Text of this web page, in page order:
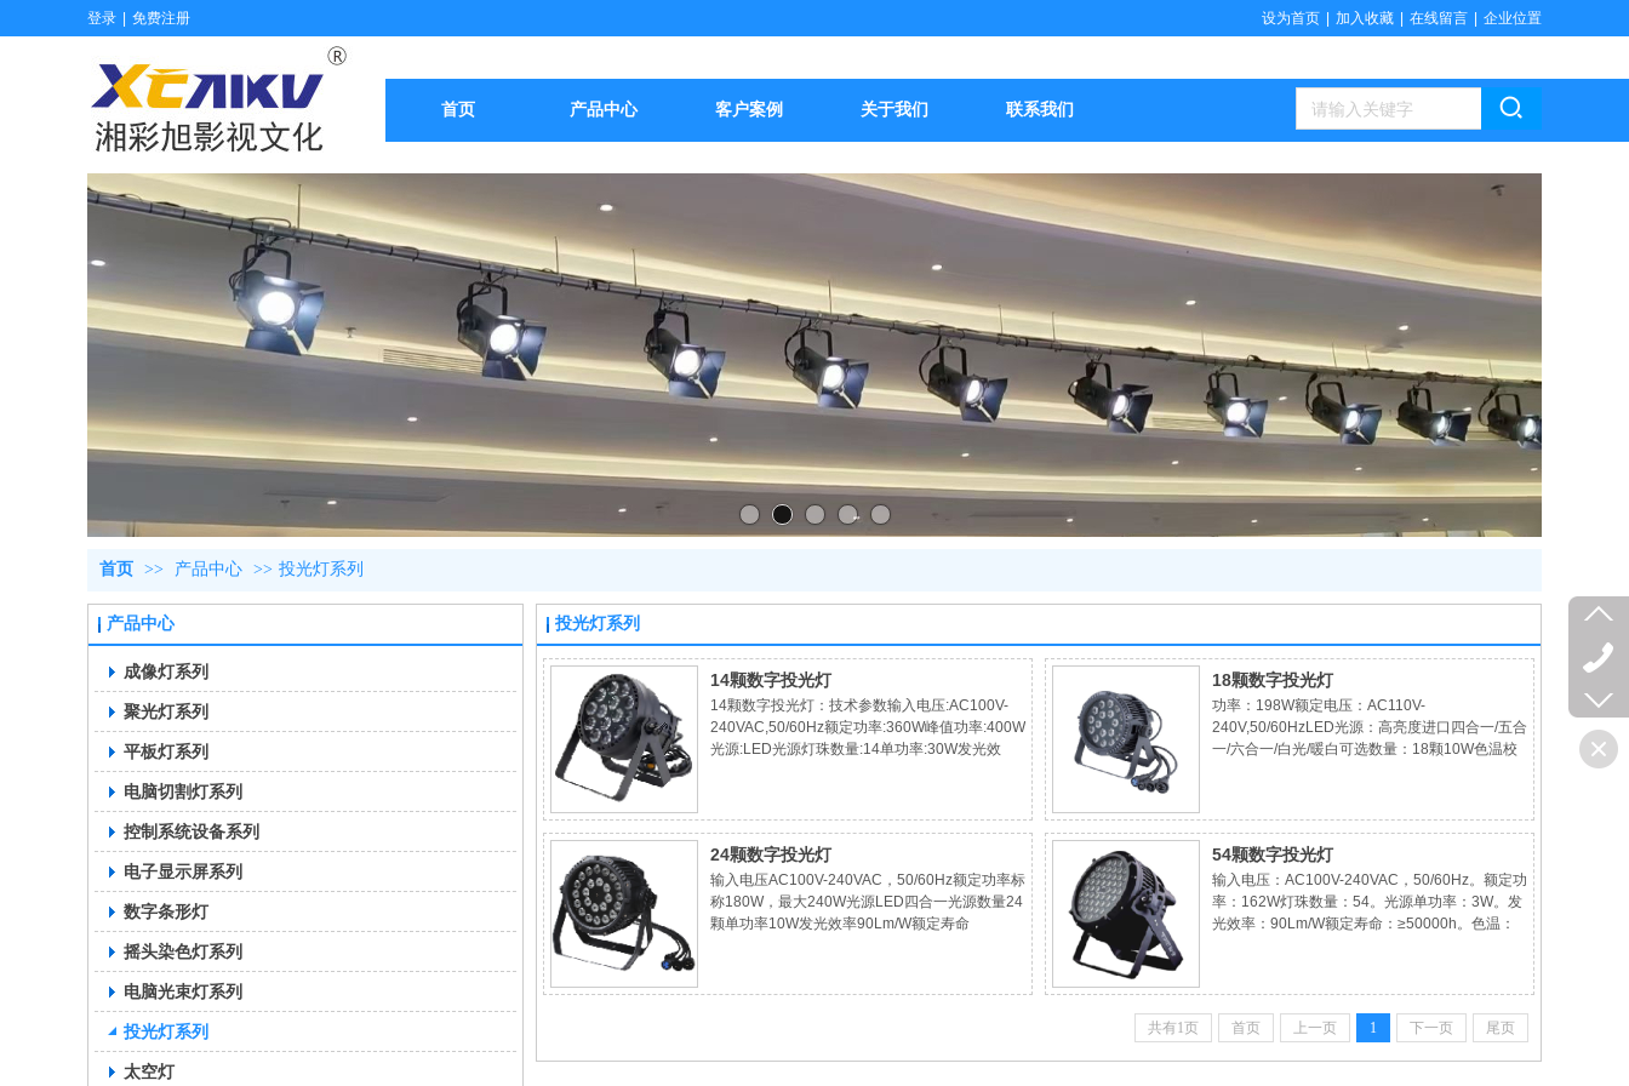
首页 产品中心 客户案例 关于我们 联系我们
登录 免费注册 设为首页 加入收藏 在线留言 企业位置
首页 >> 产品中心 >> 投光灯系列
产品中心
成像灯系列
聚光灯系列
平板灯系列
电脑切割灯系列
控制系统设备系列
电子显示屏系列
数字条形灯
摇头染色灯系列
电脑光束灯系列
投光灯系列
太空灯
投光灯系列
14颗数字投光灯
14颗数字投光灯：技术参数输入电压:AC100V-
240VAC,50/60Hz额定功率:360W峰值功率:400W
光源:LED光源灯珠数量:14单功率:30W发光效
(8°-45°
18颗数字投光灯
功率：198W额定电压：AC110V-
240V,50/60HzLED光源：高亮度进口四合一/五合
一/六合一/白光/暖白可选数量：18颗10W色温校
24颗数字投光灯
输入电压AC100V-240VAC，50/60Hz额定功率标
称180W，最大240W光源LED四合一光源数量24
颗单功率10W发光效率90Lm/W额定寿命
54颗数字投光灯
输入电压：AC100V-240VAC，50/60Hz。额定功
率：162W灯珠数量：54。光源单功率：3W。发
光效率：90Lm/W额定寿命：≥50000h。色温：
无/客户定
共有1页
首页 上一页 1 下一页 尾页